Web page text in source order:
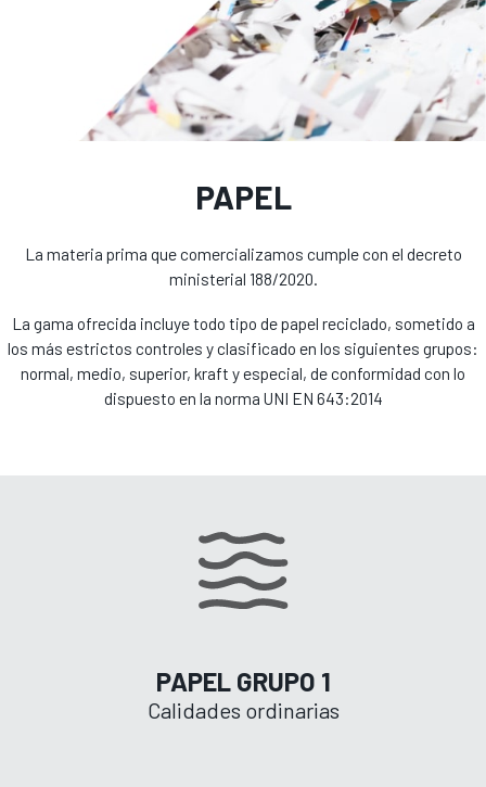
PAPEL
La materia prima que comercializamos cumple con el decreto
ministerial 188/2020.
La gama ofrecida incluye todo tipo de papel reciclado, sometido a
los más estrictos controles y clasificado en los siguientes grupos:
normal, medio, superior, kraft y especial, de conformidad con lo
dispuesto en la norma UNI EN 643:2014
PAPEL GRUPO 1
Calidades ordinarias